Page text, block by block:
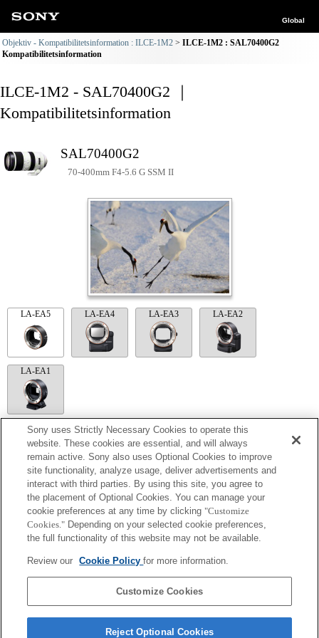
Global
Objektiv - Kompatibilitetsinformation : ILCE-1M2
ILCE-1M2 : SAL70400G2
Kompatibilitetsinformation
ILCE-1M2 - SAL70400G2 ｜
Kompatibilitetsinformation
SAL70400G2
70-400mm F4-5.6 G SSM II
LA-EA5 LA-EA4 LA-EA3 LA-EA2
LA-EA1
LA-EA5
Finns med adapter.
Bländarens funktionsljud spelas in med den interna mikrofonen.
Outside the A (Aperture priority), S (Shutter priority), and M (Manual) modes, the
shutter speed and the aperture can not be adjusted during the movie recording.
Om [A-objektivet] sätts fast med monteringsadaptern fungerar inte funktionen MF
Assist automatiskt när du vrider på fokusringen. Du kan förstora bilden genom att
välja funktionen Focus Magnifier [Fokusförstoring] eller funktionen [MF Assist] till
någon av knapparna i "Custom Key Settings" [Inställningar för anpassade knappar].
I AF-C-läget kan autofokusen följa motivet vid kontinuerlig tagning med upp till 10
bilder per sekund. I lägena AF-S, DMF och MF är den maximala hastigheten 30
Sony uses Strictly Necessary Cookies to operate this
website. These cookies are essential, and will always
remain active. Sony also uses Optional Cookies to improve
site functionality, analyze usage, deliver advertisements and
interact with third parties. By using this site, you agree to
the placement of Optional Cookies. You can manage your
cookie preferences at any time by clicking "Customize
Cookies." Depending on your selected cookie preferences,
the full functionality of this website may not be available.
Review our Cookie Policyfor more information.
Customize Cookies
Reject Optional Cookies